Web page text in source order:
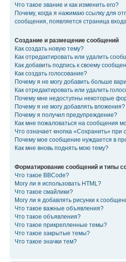
Что такое звание и как изменить его?
Почему, когда я нажимаю ссылку для
сообщения, появляется страница
Создание и размещение сообщений
Как создать новую тему?
Как отредактировать или удалить
Как добавить подпись к своему
Как создать голосование?
Почему я не могу добавить больше
Как отредактировать или удалить
Почему мне недоступны некоторые
Почему я не могу добавлять вложения?
Почему я получил предупреждение?
Как мне пожаловаться на сообщения
Что означает кнопка «Сохранить»
Почему мое сообщение нуждается в
Как мне вновь поднять мою тему?
Форматирование сообщений и типы
Что такое BBCode?
Могу ли я использовать HTML?
Что такое смайлики?
Могу ли я добавлять рисунки к
Что такое важные объявления?
Что такое объявления?
Что такое прикрепленные темы?
Что такое закрытые темы?
Что такое значки тем?